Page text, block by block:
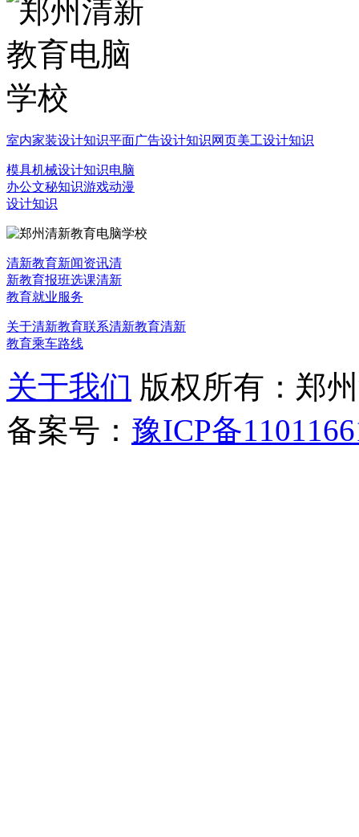
室内家装设计知识平面广告设计知识网页美工设计知识
模具机械设计知识电脑
办公文秘知识游戏动漫
设计知识
清新教育新闻资讯清
新教育报班选课清新
教育就业服务
关于清新教育联系清新教育清新
教育乘车路线
关于我们 版权所有：郑
备案号： 豫ICP备